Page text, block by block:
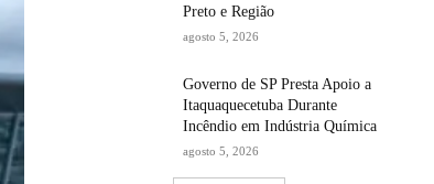
Preto e Região
agosto 5, 2026
Governo de SP Presta Apoio a
Itaquaquecetuba Durante
Incêndio em Indústria Química
agosto 5, 2026